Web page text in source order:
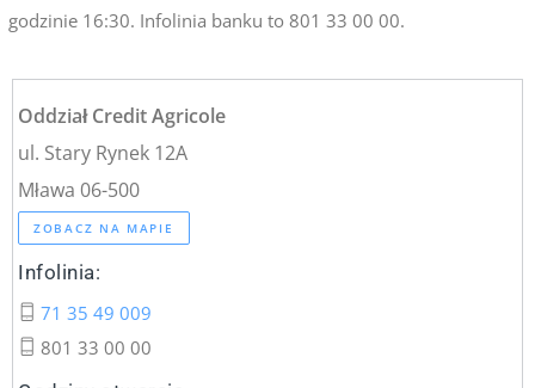
godzinie 16:30. Infolinia banku to 801 33 00 00.
Oddział Credit Agricole
ul. Stary Rynek 12A
Mława 06-500
ZOBACZ NA MAPIE
Infolinia:
71 35 49 009
801 33 00 00